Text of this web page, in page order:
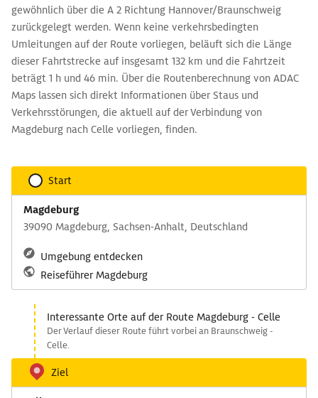
gewöhnlich über die A 2 Richtung Hannover/Braunschweig
zurückgelegt werden. Wenn keine verkehrsbedingten
Umleitungen auf der Route vorliegen, beläuft sich die Länge
dieser Fahrtstrecke auf insgesamt 132 km und die Fahrtzeit
beträgt 1 h und 46 min. Über die Routenberechnung von ADAC
Maps lassen sich direkt Informationen über Staus und
Verkehrsstörungen, die aktuell auf der Verbindung von
Magdeburg nach Celle vorliegen, finden.
Start
Magdeburg
39090 Magdeburg, Sachsen-Anhalt, Deutschland
Umgebung entdecken
Reiseführer Magdeburg
Interessante Orte auf der Route Magdeburg - Celle
Der Verlauf dieser Route führt vorbei an Braunschweig -
Celle.
Ziel